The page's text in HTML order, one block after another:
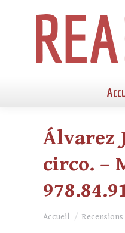
Álvarez
circo. –
Vous êtes ici :
Accueil Recensions